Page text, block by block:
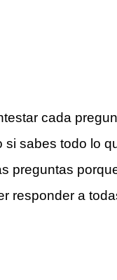
cada
sabes todo lo
preguntas
responder a